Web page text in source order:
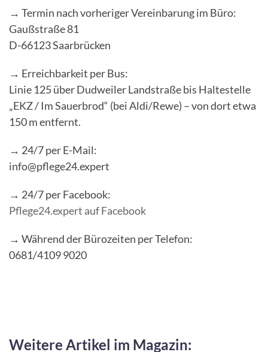
→ Termin nach vorheriger Vereinbarung im Büro:
Gaußstraße 81
D-66123 Saarbrücken
→ Erreichbarkeit per Bus:
Linie 125 über Dudweiler Landstraße bis Haltestelle
„EKZ / Im Sauerbrod“ (bei Aldi/Rewe) – von dort etwa
150 m entfernt.
→ 24/7 per E-Mail:
info@pflege24.expert
→ 24/7 per Facebook:
Pflege24.expert auf Facebook
→ Während der Bürozeiten per Telefon:
0681/4109 9020
Weitere Artikel im Magazin: